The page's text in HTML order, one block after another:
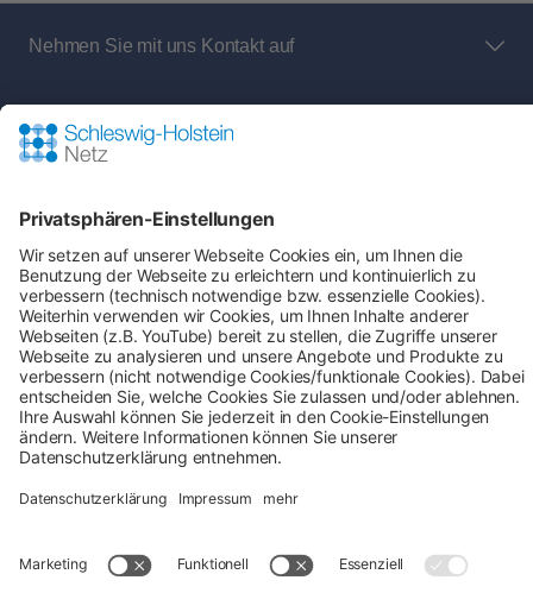
Nehmen Sie mit uns Kontakt auf
rund um:
Shop-Service
Zahlung & Versand
AGB Verbraucherinformation
Impressum
Datenschutz
Cookie-Einstellungen
Alle Preise inkl. gesetzl. Mehrwertsteuer zzgl.
nicht anders angegeben.
## Gemäß § 12 Abs. 3 UStG reduziert sich die MwSt. auf 0% bei
Lieferungen von Solarmodulen für bestimmte Betreiber.Weitere